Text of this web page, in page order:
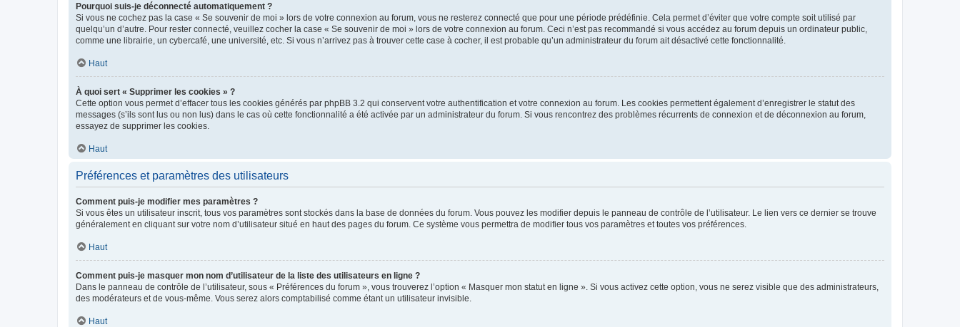
Pourquoi suis-je déconnecté automatiquement ?
Si vous ne cochez pas la case « Se souvenir de moi » lors de votre connexion au forum, vous ne resterez connecté que pour une période prédéfinie. Cela permet d’éviter que votre compte soit utilisé par
quelqu’un d’autre. Pour rester connecté, veuillez cocher la case « Se souvenir de moi » lors de votre connexion au forum. Ceci n’est pas recommandé si vous accédez au forum depuis un ordinateur public,
comme une librairie, un cybercafé, une université, etc. Si vous n’arrivez pas à trouver cette case à cocher, il est probable qu’un administrateur du forum ait désactivé cette fonctionnalité.
Haut
À quoi sert « Supprimer les cookies » ?
Cette option vous permet d’effacer tous les cookies générés par phpBB 3.2 qui conservent votre authentification et votre connexion au forum. Les cookies permettent également d’enregistrer le statut des
messages (s’ils sont lus ou non lus) dans le cas où cette fonctionnalité a été activée par un administrateur du forum. Si vous rencontrez des problèmes récurrents de connexion et de déconnexion au forum,
essayez de supprimer les cookies.
Haut
Préférences et paramètres des utilisateurs
Comment puis-je modifier mes paramètres ?
Si vous êtes un utilisateur inscrit, tous vos paramètres sont stockés dans la base de données du forum. Vous pouvez les modifier depuis le panneau de contrôle de l’utilisateur. Le lien vers ce dernier se trouve
généralement en cliquant sur votre nom d’utilisateur situé en haut des pages du forum. Ce système vous permettra de modifier tous vos paramètres et toutes vos préférences.
Haut
Comment puis-je masquer mon nom d’utilisateur de la liste des utilisateurs en ligne ?
Dans le panneau de contrôle de l’utilisateur, sous « Préférences du forum », vous trouverez l’option « Masquer mon statut en ligne ». Si vous activez cette option, vous ne serez visible que des administrateurs,
des modérateurs et de vous-même. Vous serez alors comptabilisé comme étant un utilisateur invisible.
Haut